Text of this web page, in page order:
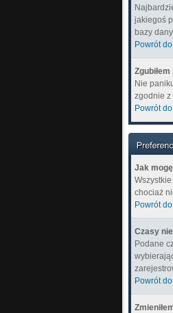
jakiegoś
bazy
Powrót
Zgubiłem
Nie
zgodnie z
Powrót
Jak
chociaż
Powrót
Czasy
Podane
Powrót